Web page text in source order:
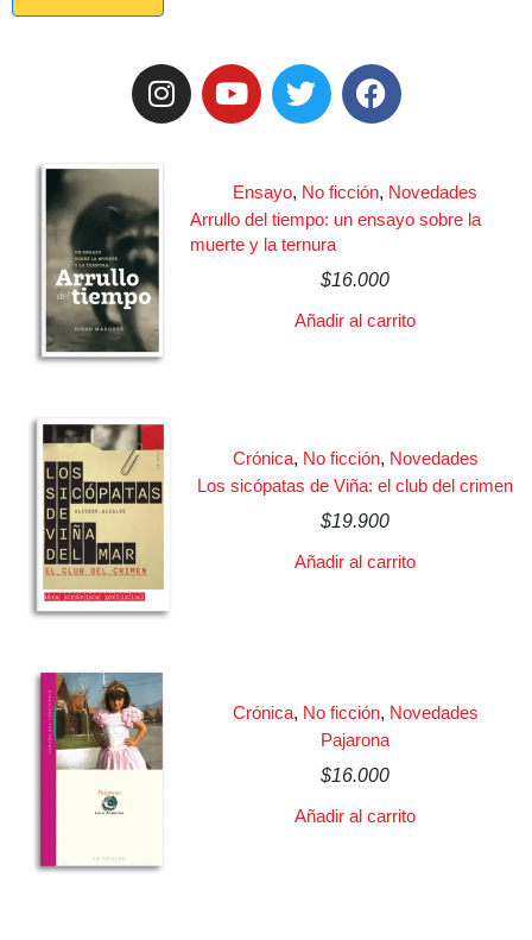
Ensayo, No ficción, Novedades
Arrullo del tiempo: un ensayo sobre la
muerte y la ternura
$16.000
Añadir al carrito
Crónica, No ficción, Novedades
Los sicópatas de Viña: el club del crimen
$19.900
Añadir al carrito
Crónica, No ficción, Novedades
Pajarona
$16.000
Añadir al carrito